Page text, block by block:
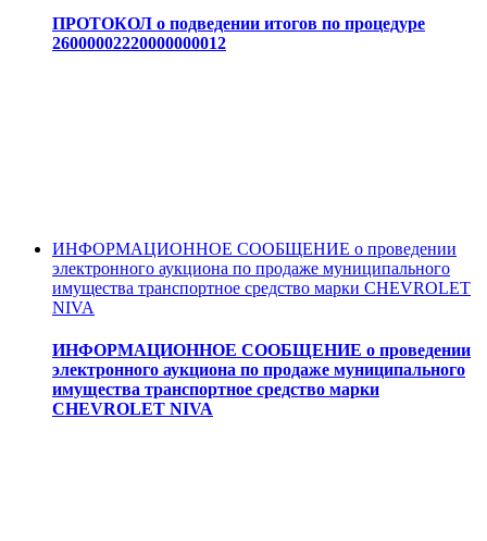
ПРОТОКОЛ о подведении итогов по процедуре
26000002220000000012
ИНФОРМАЦИОННОЕ СООБЩЕНИЕ о проведении
электронного аукциона по продаже муниципального
имущества транспортное средство марки CHEVROLET
NIVA
ИНФОРМАЦИОННОЕ СООБЩЕНИЕ о проведении
электронного аукциона по продаже муниципального
имущества транспортное средство марки
CHEVROLET NIVA